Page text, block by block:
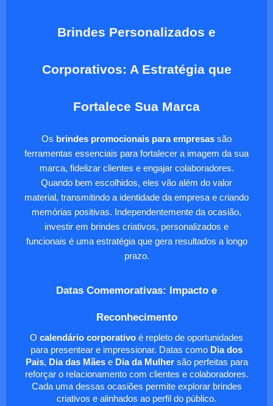
Brindes Personalizados e
Corporativos: A Estratégia que
Fortalece Sua Marca
Os brindes promocionais para empresas são
ferramentas essenciais para fortalecer a imagem da sua
marca, fidelizar clientes e engajar colaboradores.
Quando bem escolhidos, eles vão além do valor
material, transmitindo a identidade da empresa e criando
memórias positivas. Independentemente da ocasião,
investir em brindes criativos, personalizados e
funcionais é uma estratégia que gera resultados a longo
prazo.
Datas Comemorativas: Impacto e
Reconhecimento
O calendário corporativo é repleto de oportunidades
para presentear e impressionar. Datas como Dia dos
Pais, Dia das Mãese Dia da Mulhersão perfeitas para
reforçar o relacionamento com clientes e colaboradores.
Cada uma dessas ocasiões permite explorar brindes
criativos e alinhados ao perfil do público.